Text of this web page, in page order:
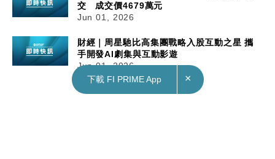
交 成交價4679萬元
Jun 01, 2026
財經｜周星馳比高集團戰略入股互動之星 攜
手開發AI劇集與互動影遊
Jun 01, 2026
下載 FI PRIME App ×